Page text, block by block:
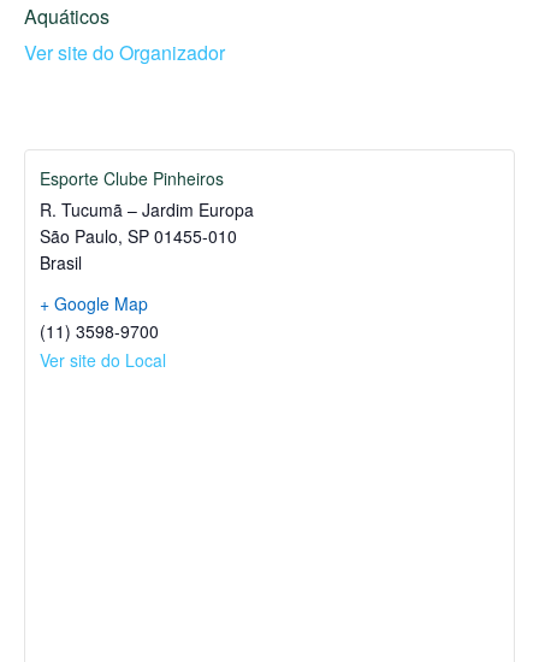
Aquáticos
Ver site do Organizador
Esporte Clube Pinheiros
R. Tucumã – Jardim Europa
São Paulo, SP 01455-010
Brasil
+ Google Map
(11) 3598-9700
Ver site do Local